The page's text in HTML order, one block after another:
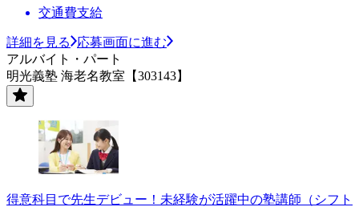
交通費支給
詳細を見る
応募画面に進む
アルバイト・パート
明光義塾 海老名教室【303143】
得意科目で先生デビュー！未経験が活躍中の塾講師（シフト